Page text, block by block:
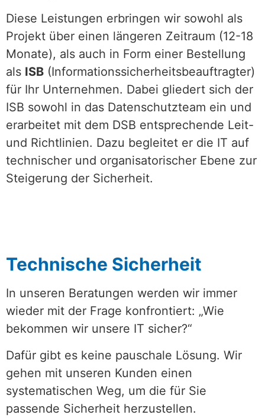
Diese Leistungen erbringen wir sowohl als
Projekt über einen längeren Zeitraum (12-18
Monate), als auch in Form einer Bestellung
als ISB (Informationssicherheitsbeauftragter)
für Ihr Unternehmen. Dabei gliedert sich der
ISB sowohl in das Datenschutzteam ein und
erarbeitet mit dem DSB entsprechende Leit-
und Richtlinien. Dazu begleitet er die IT auf
technischer und organisatorischer Ebene zur
Steigerung der Sicherheit.
Technische Sicherheit
In unseren Beratungen werden wir immer
wieder mit der Frage konfrontiert: „Wie
bekommen wir unsere IT sicher?“
Dafür gibt es keine pauschale Lösung. Wir
gehen mit unseren Kunden einen
systematischen Weg, um die für Sie
passende Sicherheit herzustellen.